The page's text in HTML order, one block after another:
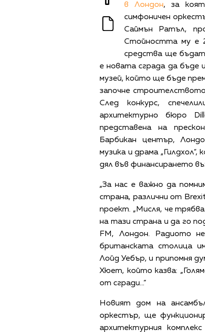
в Лондон, за
симфоничен
Саймън Ратъл,
Стойността му е
средства ще
е новата сграда да бъде
музей, който ще бъде
започне
След конкурс,
архитектурно бюро
представена на
Барбикан център,
музика и драма
дял във финансирането
„За нас е важно да
страна, различни от
проект. „Мисля, че
на тази страна и да го
FM, Лондон. Радиото
британската столица
Лойд Уебър, и припомня
Хюет, който казва:
от сгради…“
Новият дом на
оркестър, ще
архитектурния